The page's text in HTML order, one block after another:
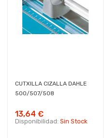
CUTXILLA CIZALLA DAHLE
500/507/508
13,64 €
Disponibilidad: Sin Stock